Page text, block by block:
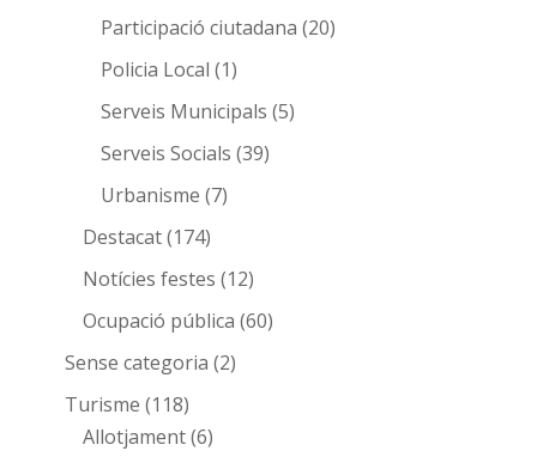
Participació ciutadana (20)
Policia Local (1)
Serveis Municipals (5)
Serveis Socials (39)
Urbanisme (7)
Destacat(174)
Notícies festes (12)
Ocupació pública (60)
Sense categoria (2)
Turisme (118)
Allotjament(6)